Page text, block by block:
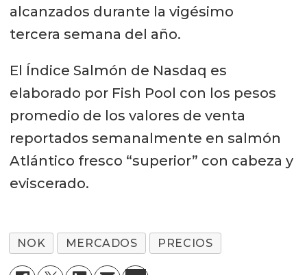
alcanzados durante la vigésimo
tercera semana del año.
El Índice Salmón de Nasdaq es
elaborado por Fish Pool con los pesos
promedio de los valores de venta
reportados semanalmente en salmón
Atlántico fresco “superior” con cabeza y
eviscerado.
NOK MERCADOS PRECIOS